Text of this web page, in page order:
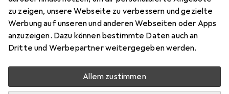
zu zeigen, unsere Webseite zu verbessern und gezielte
Werbung auf unseren und anderen Webseiten oder Apps
anzuzeigen. Dazu können bestimmte Daten auch an
Dritte und Werbepartner weitergegeben werden.
Allem zustimmen
Schneller lieferbar
Angebot fürEUR
40,35
7
Bewertungen Marke
Mehr von Chloé